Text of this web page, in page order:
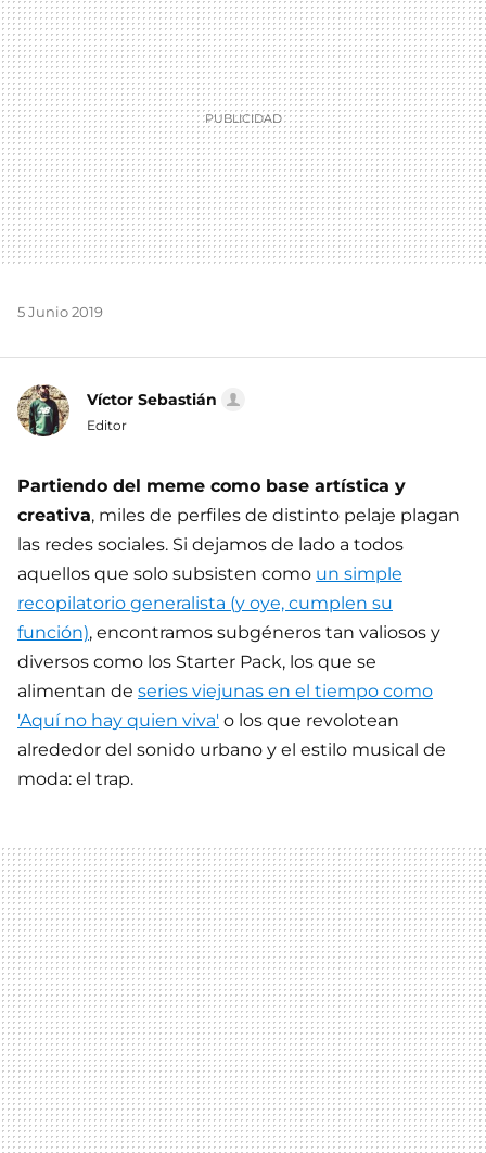
5 Junio 2019
Víctor Sebastián
Editor
Partiendo del meme como base artística y
creativa, miles de perfiles de distinto pelaje plagan
las redes sociales. Si dejamos de lado a todos
aquellos que solo subsisten como un simple
recopilatorio generalista (y oye, cumplen su
función), encontramos subgéneros tan valiosos y
diversos como los Starter Pack, los que se
alimentan de series viejunas en el tiempo como
'Aquí no hay quien viva' o los que revolotean
alrededor del sonido urbano y el estilo musical de
moda: el trap.